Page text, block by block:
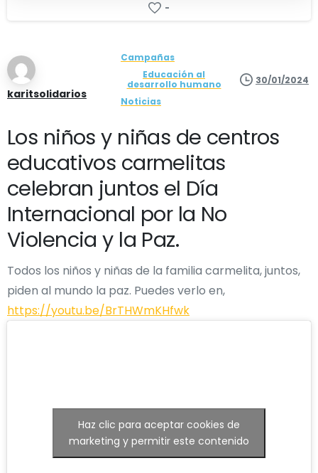
-
karitsolidarios
Campañas
Educación al
desarrollo humano
Noticias
30/01/2024
Los niños y niñas de centros
educativos carmelitas
celebran juntos el Día
Internacional por la No
Violencia y la Paz.
Todos los niños y niñas de la familia carmelita, juntos,
piden al mundo la paz. Puedes verlo en,
https://youtu.be/BrTHWmKHfwk
Haz clic para aceptar cookies de
marketing y permitir este contenido